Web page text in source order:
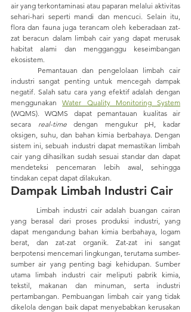
air yang terkontaminasi atau paparan melalui aktivitas
sehari-hari seperti mandi dan mencuci. Selain itu,
flora dan fauna juga terancam oleh keberadaan zat-
zat beracun dalam limbah cair yang dapat merusak
habitat alami dan mengganggu keseimbangan
ekosistem.
industri sangat penting untuk mencegah dampak
negatif. Salah satu cara yang efektif adalah dengan
menggunakan Water Quality Monitoring System
(WQMS). WQMS dapat pemantauan kualitas air
secara real-time dengan mengukur pH, kadar
oksigen, suhu, dan bahan kimia berbahaya. Dengan
sistem ini, sebuah industri dapat memastikan limbah
cair yang dihasilkan sudah sesuai standar dan dapat
mendeteksi pencemaran lebih awal, sehingga
tindakan cepat dapat dilakukan.
Dampak Limbah Industri Cair
yang berasal dari proses produksi industri, yang
dapat mengandung bahan kimia berbahaya, logam
berat, dan zat-zat organik. Zat-zat ini sangat
berpotensi mencemari lingkungan, terutama sumber-
sumber air yang penting bagi kehidupan. Sumber
utama limbah industri cair meliputi pabrik kimia,
tekstil, makanan dan minuman, serta industri
pertambangan. Pembuangan limbah cair yang tidak
dikelola dengan baik dapat menyebabkan kerusakan